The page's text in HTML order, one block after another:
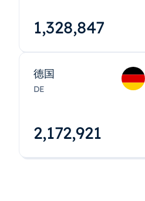
1,328,848
德国
DE
2,172,922